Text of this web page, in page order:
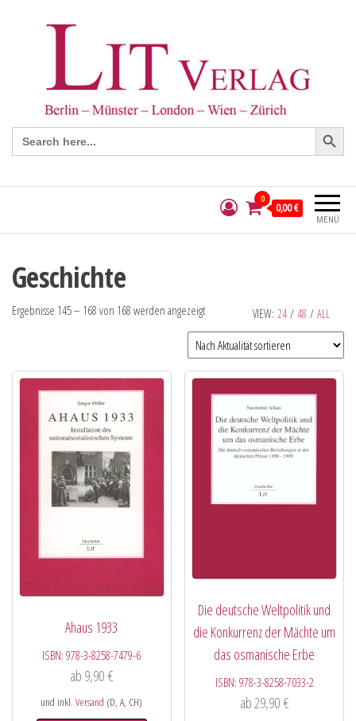
Search
for:
Search Button
MENÜ
0
0,00 €
Geschichte
VIEW: 24 / 48 / ALL
Ergebnisse 145 – 168 von 168 werden angezeigt
Ahaus 1933
ISBN:978-3-8258-7479-6
ab 9,90 €
und inkl.Versand (D, A, CH)
Die deutsche Weltpolitik und
die Konkurrenz der Mächte um
das osmanische Erbe
ISBN: 978-3-8258-7033-2
ab29,90 €